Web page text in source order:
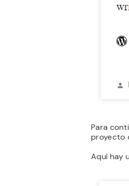
Para
proyecto
Aquí hay